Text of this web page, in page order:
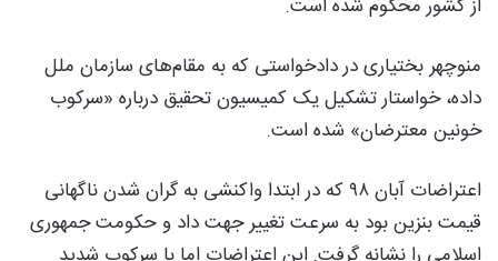
از کشور محکوم شده است.
منوچهر بختیاری در دادخواستی که به مقام‌های سازمان ملل
داده، خواستار تشکیل یک کمیسیون تحقیق درباره «سرکوب
خونین معترضان» شده است.
اعتراضات آبان ۹۸ که در ابتدا واکنشی به گران شدن ناگهانی
قیمت بنزین بود به سرعت تغییر جهت داد و حکومت جمهوری